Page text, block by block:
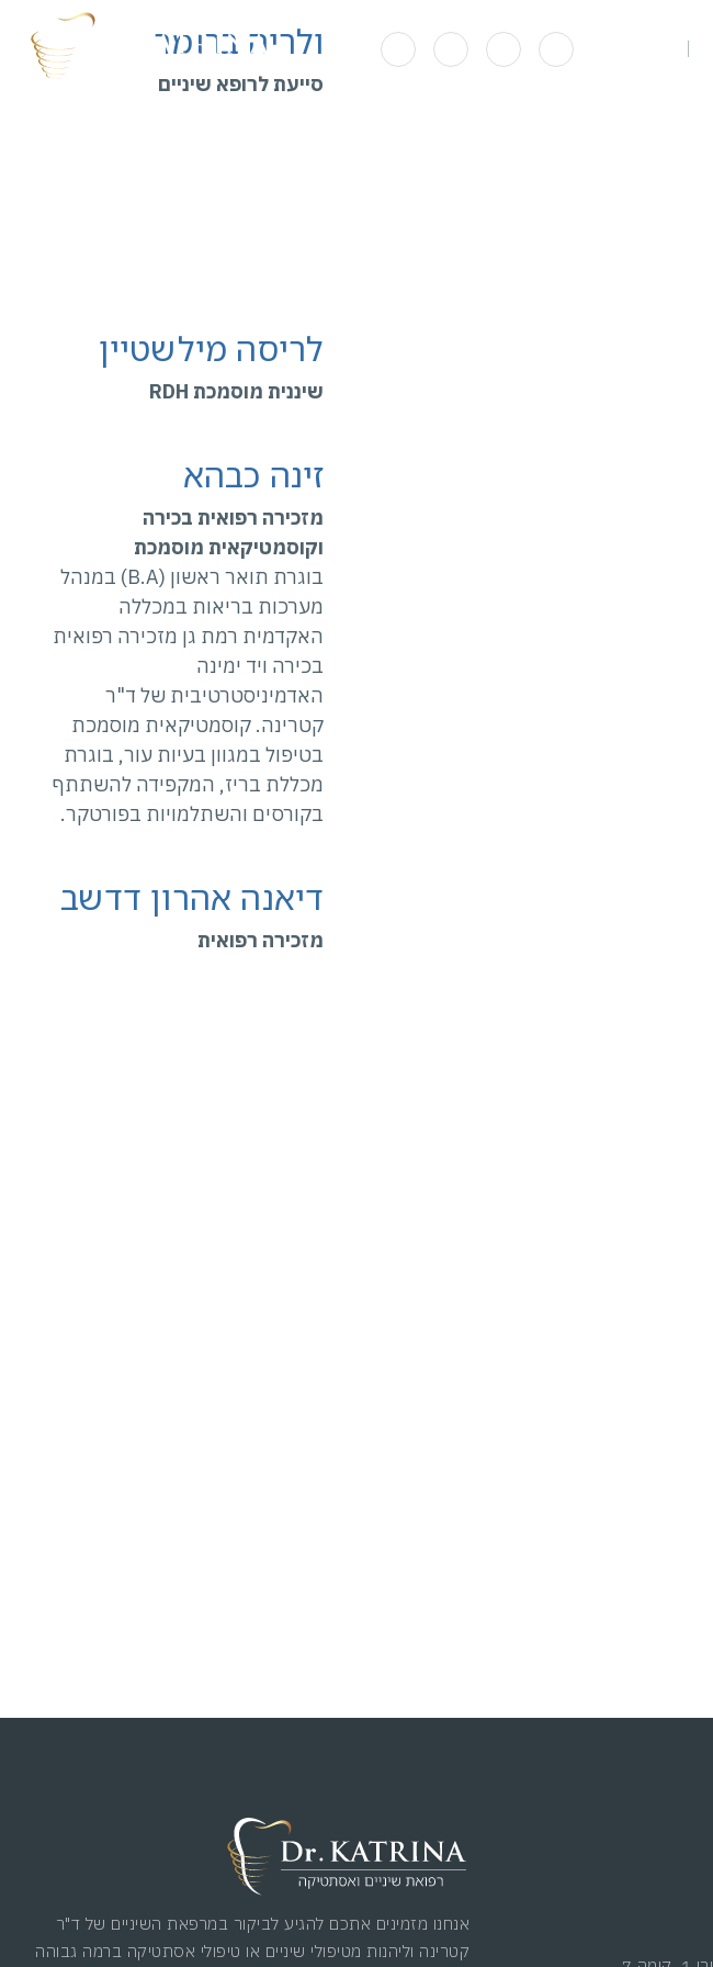
ולריה ברומר
סייעת לרופא שיניים
לריסה מילשטיין
שיננית מוסמכת RDH
זינה כבהא
מזכירה רפואית בכירה
וקוסמטיקאית מוסמכת
בוגרת תואר ראשון (B.A) במנהל
מערכות בריאות במכללה
האקדמית רמת גן מזכירה רפואית
בכירה ויד ימינה
האדמיניסטרטיבית של ד"ר
קטרינה. קוסמטיקאית מוסמכת
בטיפול במגוון בעיות עור, בוגרת
מכללת בריז, המקפידה להשתתף
בקורסים והשתלמויות בפורטקר.
דיאנה אהרון דדשב
מזכירה רפואית
אנחנו מזמינים אתכם להגיע לביקור במרפאת השיניים של ד"ר
קטרינה וליהנות מטיפולי שיניים או טיפולי אסתטיקה ברמה גבוהה